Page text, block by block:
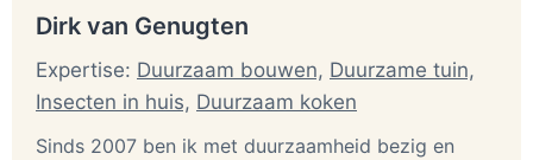
Dirk van Genugten
Expertise: Duurzaam bouwen, Duurzame tuin,
Insecten in huis, Duurzaam koken
Sinds 2007 ben ik met duurzaamheid bezig en